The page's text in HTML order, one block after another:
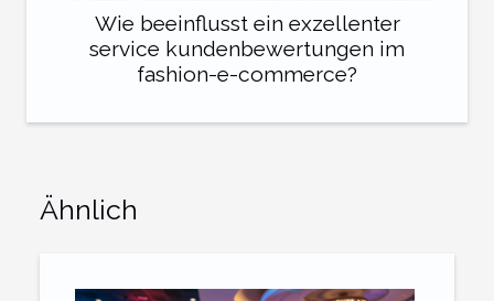
Wie beeinflusst ein exzellenter
service kundenbewertungen im
fashion-e-commerce?
Ähnlich